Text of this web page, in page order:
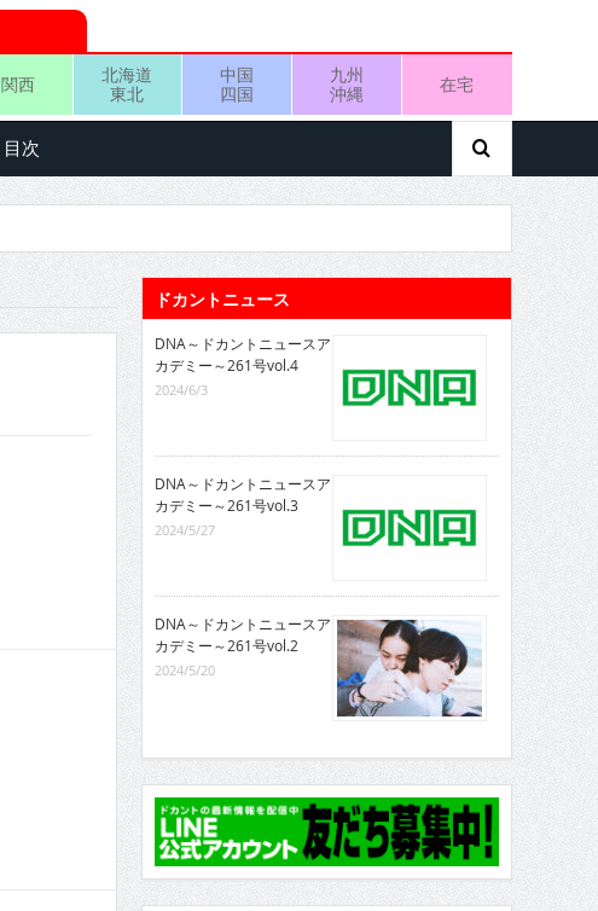
関西
北海道
東北
中国
四国
九州
沖縄
在宅
目次
ドカントニュース
DNA～ドカントニュースア
カデミー～261号vol.4
2024/6/3
DNA～ドカントニュースア
カデミー～261号vol.3
2024/5/27
DNA～ドカントニュースア
カデミー～261号vol.2
2024/5/20